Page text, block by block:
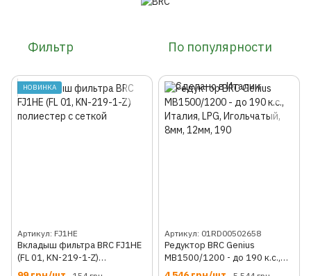
Фильтр По популярности
НОВИНКА
Артикул: FJ1HE
Вкладыш фильтра BRC FJ1HE
(FL 01, KN-219-1-Z)
полиестер с сеткой
Артикул: 01RD00502658
Редуктор BRC Genius
MB1500/1200 - до 190 к.с.,
Италия, LPG, Игольчатый, 8мм,